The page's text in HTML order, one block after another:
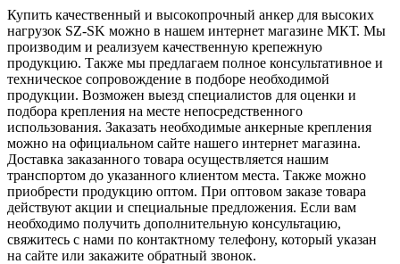
Купить качественный и высокопрочный анкер для высоких
нагрузок SZ-SK можно в нашем интернет магазине МКТ. Мы
производим и реализуем качественную крепежную
продукцию. Также мы предлагаем полное консультативное и
техническое сопровождение в подборе необходимой
продукции. Возможен выезд специалистов для оценки и
подбора крепления на месте непосредственного
использования. Заказать необходимые анкерные крепления
можно на официальном сайте нашего интернет магазина.
Доставка заказанного товара осуществляется нашим
транспортом до указанного клиентом места. Также можно
приобрести продукцию оптом. При оптовом заказе товара
действуют акции и специальные предложения. Если вам
необходимо получить дополнительную консультацию,
свяжитесь с нами по контактному телефону, который указан
на сайте или закажите обратный звонок.